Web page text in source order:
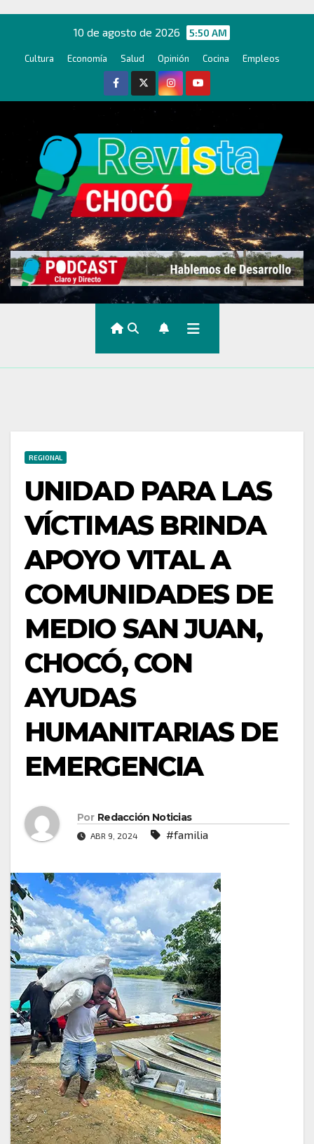
contenido
10 de agosto de 2026 5:50 AM
Cultura Economía Salud Opinión Cocina Empleos
REGIONAL
UNIDAD PARA LAS
VÍCTIMAS BRINDA
APOYO VITAL A
COMUNIDADES DE
MEDIO SAN JUAN,
CHOCÓ, CON
AYUDAS
HUMANITARIAS DE
EMERGENCIA
Por Redacción Noticias
ABR 9, 2024 #familia